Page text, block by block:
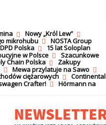
Nowy „Król Lew”
mikrohubu
NOSTA Group
Polska
15 lat Soloplan
w Polsce
Szacunkowe
Chain Polska
Zakupy
Mewa przylatuje na Sawo
ciężarowych
Continental
Crafter!
Hörmann na